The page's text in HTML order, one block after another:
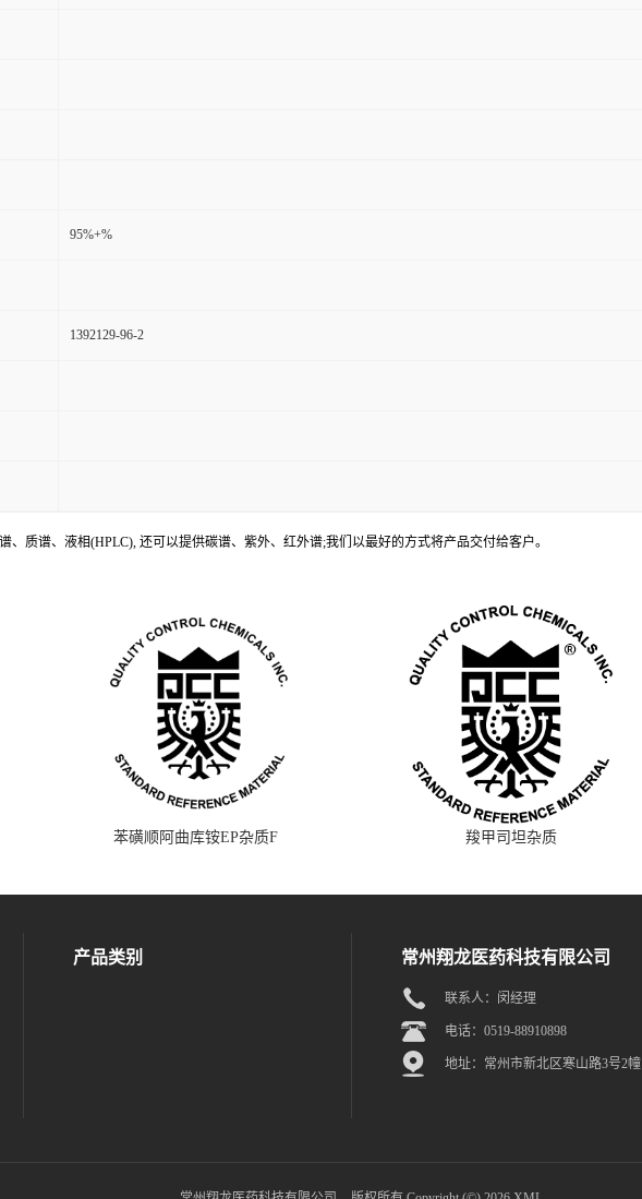
95%+%
1392129-96-2
质谱、液相(HPLC), 还可以提供碳谱、紫外、红外谱;我们以最好的方式将产品交付给客户。
苯磺顺阿曲库铵EP杂质F 羧甲司坦杂质
产品类别 常州翔龙医药科技有限公司
联系人：闵经理
电话：0519-88910898
地址：常州市新北区寒山路3号2幢